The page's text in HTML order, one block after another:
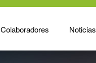
Colaboradores Noticias